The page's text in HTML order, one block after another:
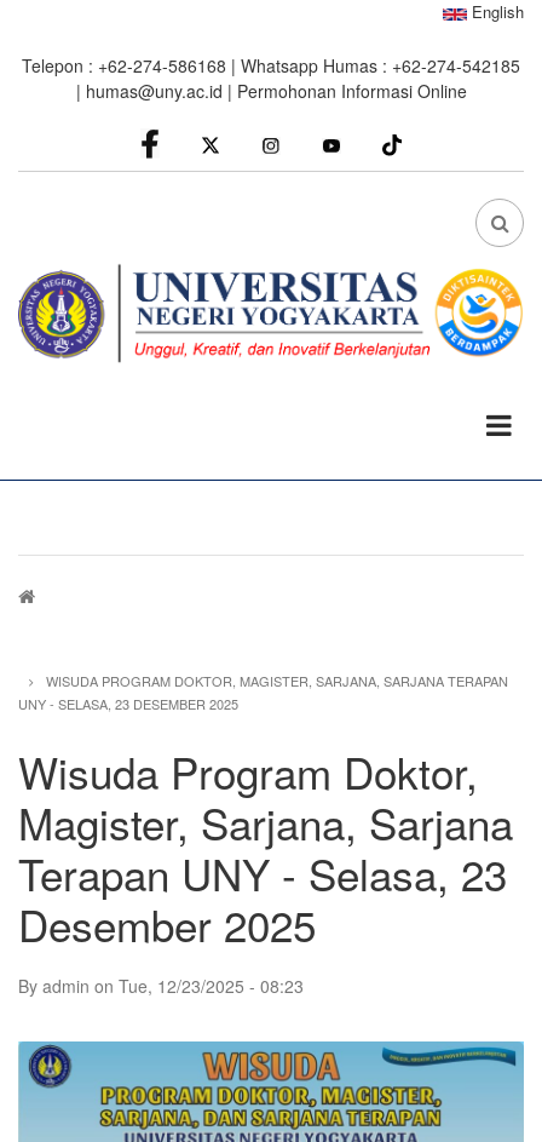
main
English
Telepon : +62-274-586168 | Whatsapp Humas : +62-274-542185
| humas@uny.ac.id | Permohonan Informasi Online
facebook
Instagram youtube
FA
Breadcrumb
WISUDA PROGRAM DOKTOR, MAGISTER, SARJANA, SARJANA TERAPAN
UNY - SELASA, 23 DESEMBER 2025
Wisuda Program Doktor,
Magister, Sarjana, Sarjana
Terapan UNY - Selasa, 23
Desember 2025
By admin on Tue, 12/23/2025 - 08:23